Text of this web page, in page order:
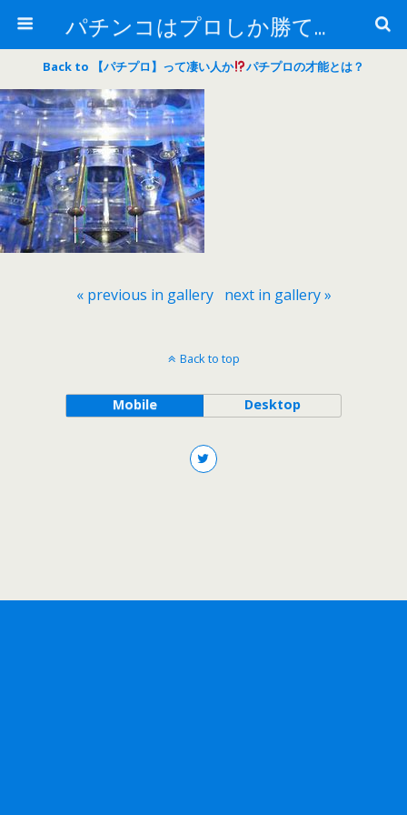
パチンコはプロしか勝てない！
Back to 【パチプロ】って凄い人か パチプロの才能とは？
« previous in gallery next in gallery »
Back to top
Mobile Desktop